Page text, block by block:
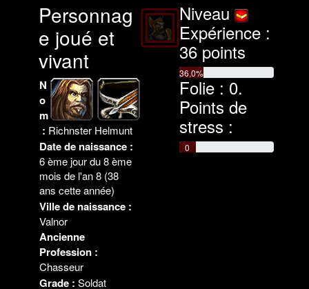
Personnag
e joué et
vivant
N
o
m
: Richnster Helmunt
Date de naissance :
6èmejour du 8 ème
moisde l'an 8 (38
ans cette année)
Ville de naissance :
Valnor
Ancienne
Profession :
Chasseur
Grade :Soldat
Niveau
Expérience :
36 points
36,0%
Folie : 0.
Points de
stress :
0